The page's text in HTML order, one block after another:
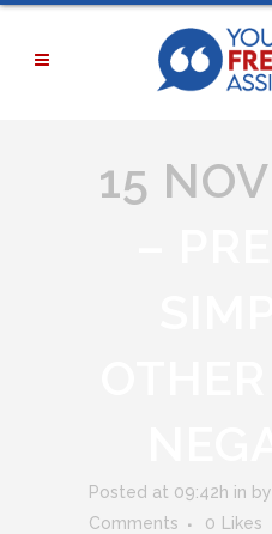
15 NOV
Posted at 09:42h in by
Comments
0 Likes